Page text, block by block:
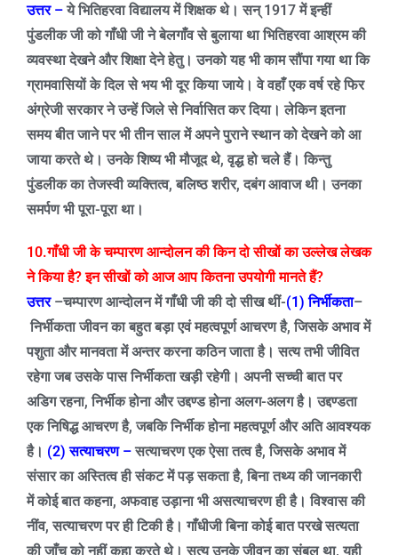
उत्तर – ये भितिहरवा विद्यालय में शिक्षक थे। सन् 1917में इन्हीं
पुंडलीक जी को गाँधी जी ने बेलगाँव से बुलाया था भितिहरवा आश्रम की
व्यवस्था देखने और शिक्षा देने हेतु। उनको यह भी काम सौंपा गया था कि
ग्रामवासियों के दिल से भय भी दूर किया जाये। वे वहाँ एक वर्ष रहे फिर
अंग्रेजी सरकार ने उन्हें जिले से निर्वासित कर दिया। लेकिन इतना
समय बीत जाने पर भी तीन साल में अपने पुराने स्थान को देखने को आ
जाया करते थे। उनके शिष्य भी मौजूद थे,वृद्ध हो चले हैं। किन्तु
पुंडलीक का तेजस्वी व्यक्तित्व,बलिष्ठ शरीर,दबंग आवाज थी। उनका
समर्पण भी पूरा-पूरा था।
10.गाँधी जी के चम्पारण आन्दोलन की किन दो सीखों का उल्लेख लेखक
ने किया है?इन सीखों को आज आप कितना उपयोगी मानते हैं?
उत्तर–चम्पारण आन्दोलन में गाँधी जी की दो सीख थीं-(1)निर्भीकता–
निर्भीकता जीवन का बहुत बड़ा एवं महत्वपूर्ण आचरण है,जिसके अभाव में
पशुता और मानवता में अन्तर करना कठिन जाता है। सत्य तभी जीवित
रहेगा जब उसके पास निर्भीकता खड़ी रहेगी। अपनी सच्ची बात पर
अडिग रहना,निर्भीक होना और उद्दण्ड होना अलग-अलग है। उद्दण्डता
एक निषिद्ध आचरण है,जबकि निर्भीक होना महत्वपूर्ण और अति आवश्यक
है। (2)सत्याचरण – सत्याचरण एक ऐसा तत्व है,जिसके अभाव में
संसार का अस्तित्व ही संकट में पड़ सकता है,बिना तथ्य की जानकारी
में कोई बात कहना, अफवाह उड़ाना भी असत्याचरण ही है। विश्वास की
नींव,सत्याचरण पर ही टिकी है। गाँधीजी बिना कोई बात परखे सत्यता
की जाँच को नहीं कहा करते थे। सत्य उनके जीवन का संबल था,यही